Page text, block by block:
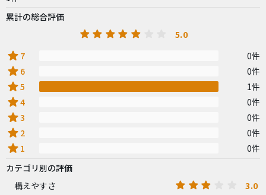
累計の総合評価
5.0
star 7 0件
star 6 0件
star5 1件
star4 0件
star3 0件
star 2 0件
star 1
0件
カテゴリ別の評価
構えやすさ
3.0